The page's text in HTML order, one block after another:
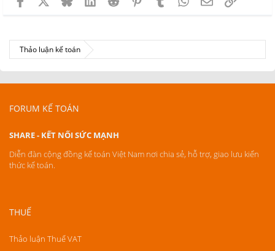
Thảo luận kế toán
FORUM KẾ TOÁN
SHARE - KẾT NỐI SỨC MẠNH
Diễn đàn cộng đồng kế toán Việt Nam nơi chia sẻ, hỗ trợ, giao lưu kiến
thức kế toán.
THUẾ
Thảo luận Thuế VAT